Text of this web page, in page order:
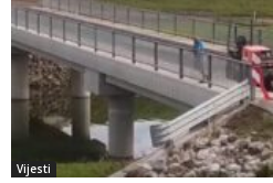
Vijesti